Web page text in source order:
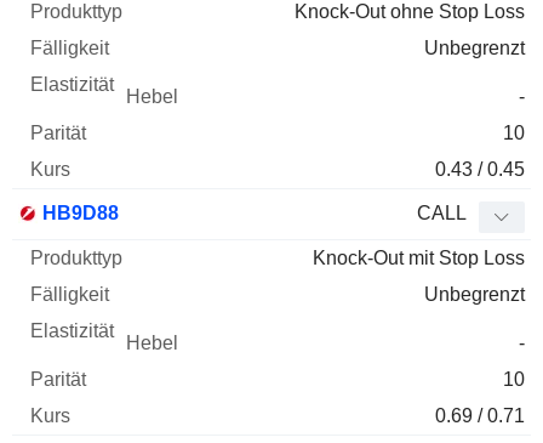
Knock-Out ohne Stop Loss
Unbegrenzt
-
10
0.43 / 0.45
HB9D88 CALL
Knock-Out mit Stop Loss
Unbegrenzt
-
10
0.69 / 0.71